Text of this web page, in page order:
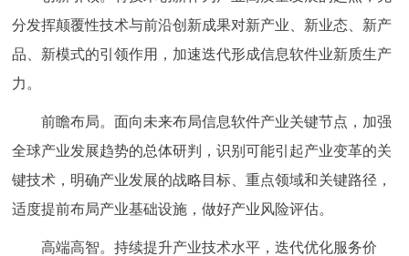
回到顶部
分发挥颠覆性技术与前沿创新成果对新产业、新业态、新产
品、新模式的引领作用，加速迭代形成信息软件业新质生产
力。
前瞻布局。面向未来布局信息软件产业关键节点，加强
全球产业发展趋势的总体研判，识别可能引起产业变革的关
键技术，明确产业发展的战略目标、重点领域和关键路径，
适度提前布局产业基础设施，做好产业风险评估。
高端高智。持续提升产业技术水平，迭代优化服务价